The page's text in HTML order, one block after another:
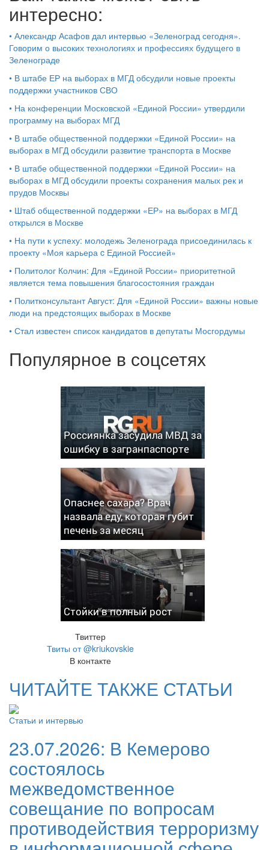
интересно:
• Александр Асафов дал интервью «Зеленоград сегодня».
Говорим о высоких технологиях и профессиях будущего в
Зеленограде
• В штабе ЕР на выборах в МГД обсудили новые проекты
поддержки участников СВО
• На конференции Московской «Единой России» утвердили
программу на выборах МГД
• В штабе общественной поддержки «Единой России» на
выборах в МГД обсудили развитие транспорта в Москве
• В штабе общественной поддержки «Единой России» на
выборах в МГД обсудили проекты сохранения малых рек и
прудов Москвы
• Штаб общественной поддержки «ЕР» на выборах в МГД
открылся в Москве
• На пути к успеху: молодежь Зеленограда присоединилась к
проекту «Моя карьера c Единой Россией»
• Политолог Колчин: Для «Единой России» приоритетной
является тема повышения благосостояния граждан
• Политконсультант Август: Для «Единой России» важны новые
люди на предстоящих выборах в Москве
• Стал известен список кандидатов в депутаты Мосгордумы
Популярное в соцсетях
Россиянка засудила МВД за
ошибку в загранпаспорте
Опаснее сахара? Врач
назвала еду, которая губит
печень за месяц
Стойки в полный рост
Твиттер
Твиты от @kriukovskie
В контакте
ЧИТАЙТЕ ТАКЖЕ СТАТЬИ
Статьи и интервью
23.07.2026: В Кемерово
состоялось
межведомственное
совещание по вопросам
противодействия терроризму